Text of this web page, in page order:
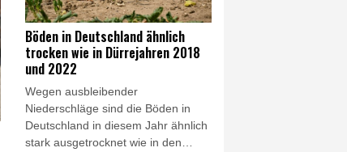
gehe es auch um "kurzfristige
Maßnahmen wie die Aussetzung
des Sonn- und Feiertagsfahrverbots
für Lkw", sagte Bilger am
Donnerstag nach einem
Spitzengespräch mit
Wirtschaftsvertretern in Bonn. Er
werde "sehr kurzfristig mit den
Länderverkehrsministern darüber
Böden in Deutschland ähnlich
trocken wie in Dürrejahren 2018
und 2022
Wegen ausbleibender
Niederschläge sind die Böden in
Deutschland in diesem Jahr ähnlich
stark ausgetrocknet wie in den